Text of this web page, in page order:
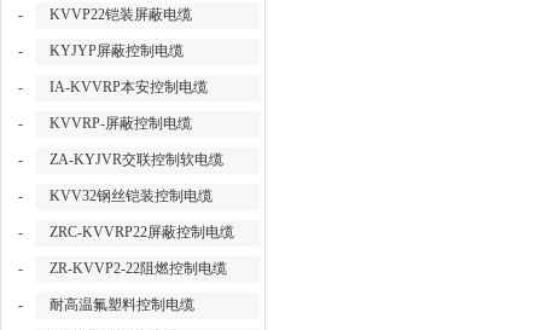
- KVVP22铠装屏蔽电缆
- KYJYP屏蔽控制电缆
- IA-KVVRP本安控制电缆
- KVVRP-屏蔽控制电缆
- ZA-KYJVR交联控制软电缆
- KVV32钢丝铠装控制电缆
- ZRC-KVVRP22屏蔽控制电缆
- ZR-KVVP2-22阻燃控制电缆
- 耐高温氟塑料控制电缆